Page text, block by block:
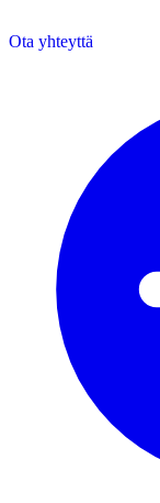
Ota yhteyttä